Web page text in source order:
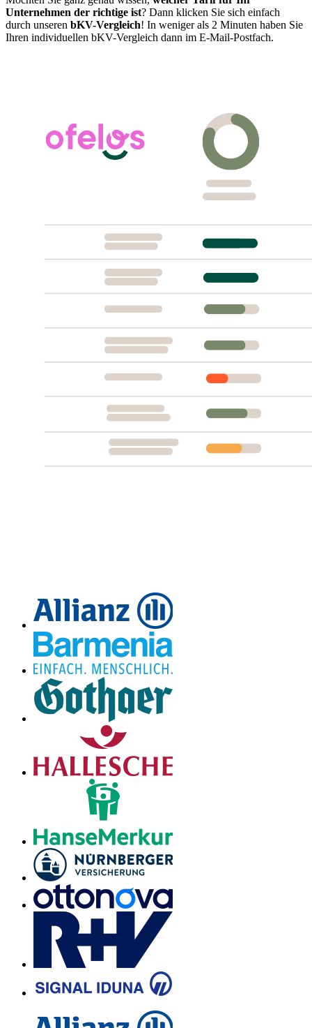
Unternehmen der richtige ist? Dann klicken Sie sich einfach
durch unseren bKV-Vergleich! In weniger als 2 Minuten haben Sie
Ihren individuellen bKV-Vergleich dann im E-Mail-Postfach.